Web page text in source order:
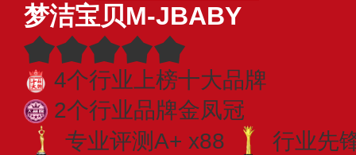
梦洁宝贝M-JBABY
4个行业上榜十大品牌
2个行业品牌金凤冠
专业评测A+ x88
行业先